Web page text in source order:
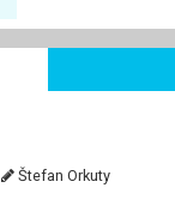
Štefan Orkuty